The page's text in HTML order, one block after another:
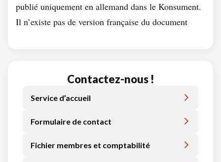
publié uniquement en allemand dans le Konsument.
Il n’existe pas de version française du document
Contactez-nous !
Service d’accueil
Formulaire de contact
Fichier membres et comptabilité